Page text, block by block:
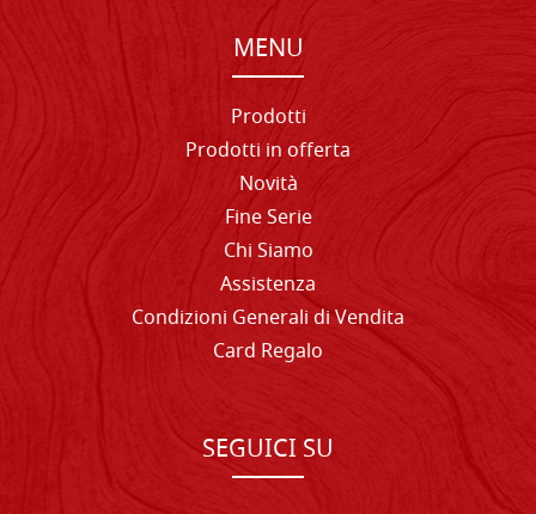
MENU
Prodotti
Prodotti in offerta
Novità
Fine Serie
Chi Siamo
Assistenza
Condizioni Generali di Vendita
Card Regalo
SEGUICI SU